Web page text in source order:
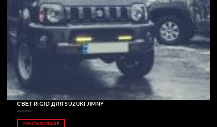
СВЕТ RIGID ДЛЯ SUZUKI JIMNY
УЗНАТЬ БОЛЬШЕ